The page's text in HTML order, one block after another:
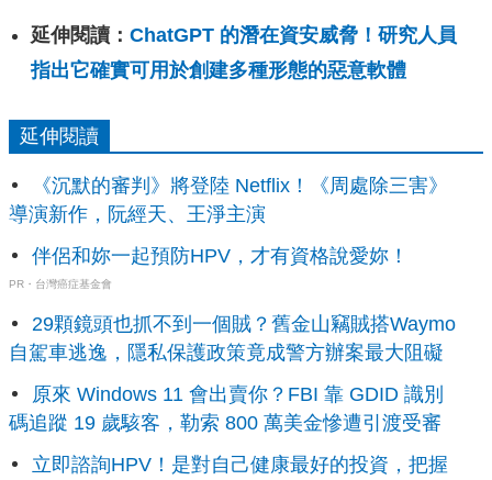
延伸閱讀： ChatGPT 的潛在資安威脅！研究人員
指出它確實可用於創建多種形態的惡意軟體
延伸閱讀
《沉默的審判》將登陸 Netflix！《周處除三害》
導演新作，阮經天、王淨主演
伴侶和妳一起預防HPV，才有資格說愛妳！
PR・台灣癌症基金會
29顆鏡頭也抓不到一個賊？舊金山竊賊搭Waymo
自駕車逃逸，隱私保護政策竟成警方辦案最大阻礙
原來 Windows 11 會出賣你？FBI 靠 GDID 識別
碼追蹤 19 歲駭客，勒索 800 萬美金慘遭引渡受審
立即諮詢HPV！是對自己健康最好的投資，把握